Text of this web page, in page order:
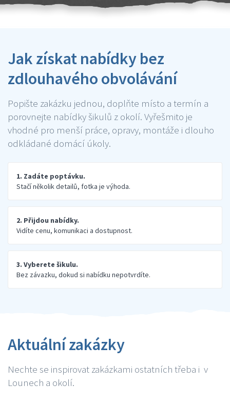
Jak získat nabídky bez
zdlouhavého obvolávání
Popište zakázku jednou, doplňte místo a termín a
porovnejte nabídky šikulů z okolí. Vyřešmito je
vhodné pro menší práce, opravy, montáže i dlouho
odkládané domácí úkoly.
1. Zadáte poptávku.
Stačí několik detailů, fotka je výhoda.
2. Přijdou nabídky.
Vidíte cenu, komunikaci a dostupnost.
3. Vyberete šikulu.
Bez závazku, dokud si nabídku nepotvrdíte.
Aktuální zakázky
Nechte se inspirovat zakázkami ostatních třeba i v
Lounech a okolí.